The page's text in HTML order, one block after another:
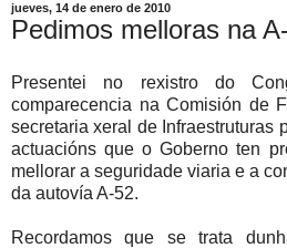
jueves, 14 de enero de 2010
Pedimos melloras na
Presentei no rexistro do
comparecencia na Comisión de
secretaria xeral de Infraestruturas
actuacións que o Goberno ten
mellorar a seguridade viaria e a
da autovía A-52.
Recordamos que se trata